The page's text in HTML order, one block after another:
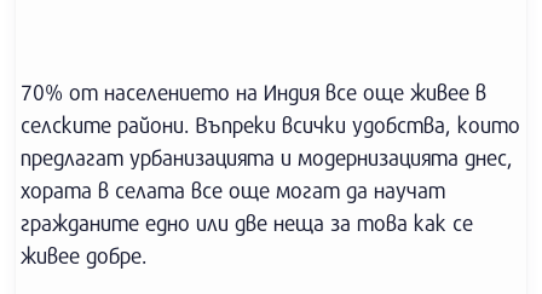
70% от населението на Индия все още живее в
селските райони. Въпреки всички удобства, които
предлагат урбанизацията и модернизацията днес,
хората в селата все още могат да научат
гражданите едно или две неща за това как се
живее добре.